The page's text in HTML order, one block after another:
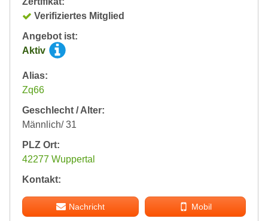
Verifiziertes Mitglied
Angebot ist:
Aktiv
Alias:
Zq66
Geschlecht / Alter:
Männlich/ 31
PLZ Ort:
42277 Wuppertal
Kontakt:
Nachricht Mobil